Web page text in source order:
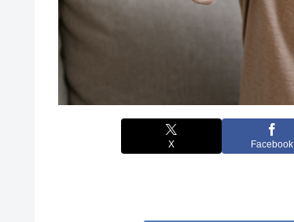
X Facebook